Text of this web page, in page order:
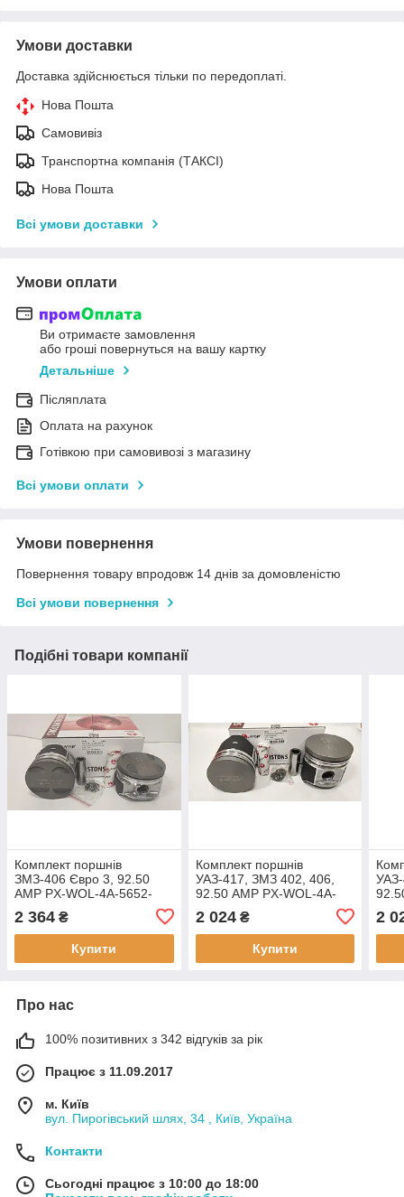
Умови доставки
Доставка здійснюється тільки по передоплаті.
Нова Пошта
Самовивіз
Транспортна компанія (ТАКСІ)
Нова Пошта
Всі умови доставки
Умови оплати
Ви отримаєте замовлення
або гроші повернуться на вашу картку
Детальніше
Післяплата
Оплата на рахунок
Готівкою при самовивозі з магазину
Всі умови оплати
Умови повернення
Повернення товару впродовж 14 днів за домовленістю
Всі умови повернення
Подібні товари компанії
Комплект поршнів
ЗМЗ-406 Євро 3, 92.50
AMP PX-WOL-4A-5652-
Група B
2 364 ₴
Купити
Комплект поршнів
УАЗ-417, ЗМЗ 402, 406,
92.50 AMP PX-WOL-4A-
(+0,50) Група В
2 024₴
Купити
2
Про нас
100% позитивних з 342 відгуків за рік
Працює з 11.09.2017
м. Київ
вул. Пирогівський шлях, 34 , Київ, Україна
Контакти
Сьогодні працює з 10:00 до 18:00